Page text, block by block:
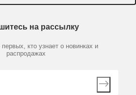
препараты, наборы
на рассылку
кто узнает о новинках и
распродажах